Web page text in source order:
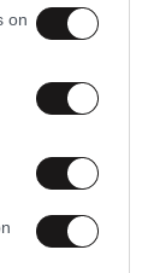
on
26·05·2026 19:51
Ο Αντώνης